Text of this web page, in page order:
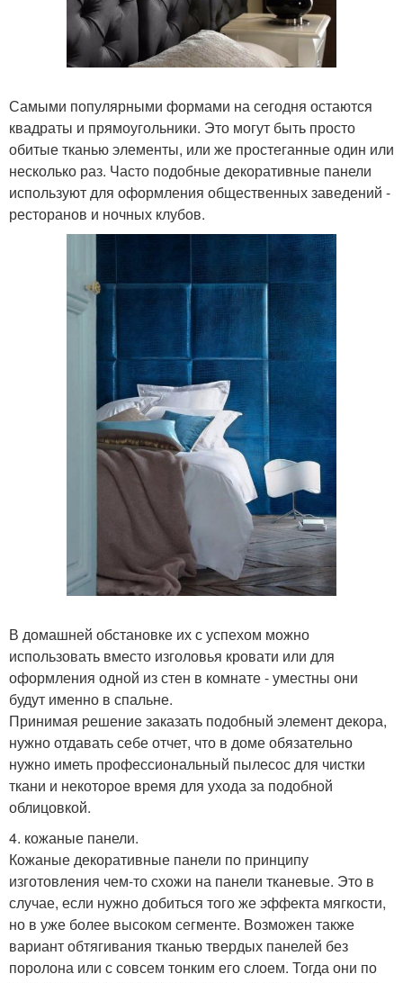
Самыми популярными формами на сегодня остаются
квадраты и прямоугольники. Это могут быть просто
обитые тканью элементы, или же простеганные один или
несколько раз. Часто подобные декоративные панели
используют для оформления общественных заведений -
ресторанов и ночных клубов.
В домашней обстановке их с успехом можно
использовать вместо изголовья кровати или для
оформления одной из стен в комнате - уместны они
будут именно в спальне.
Принимая решение заказать подобный элемент декора,
нужно отдавать себе отчет, что в доме обязательно
нужно иметь профессиональный пылесос для чистки
ткани и некоторое время для ухода за подобной
облицовкой.
4. кожаные панели.
Кожаные декоративные панели по принципу
изготовления чем-то схожи на панели тканевые. Это в
случае, если нужно добиться того же эффекта мягкости,
но в уже более высоком сегменте. Возможен также
вариант обтягивания тканью твердых панелей без
поролона или с совсем тонким его слоем. Тогда они по